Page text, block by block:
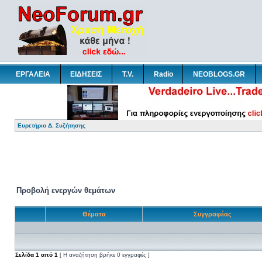
ΕΡΓΑΛΕΙΑ ΕΙΔΗΣΕΙΣ T.V. Radio NEOBLOGS.GR
Ευρετήριο Δ. Συζήτησης
Προβολή ενεργών θεμάτων
Θέματα Συγγραφέας
Σελίδα 1 από 1 [ Η αναζήτηση βρήκε 0 εγγραφές ]